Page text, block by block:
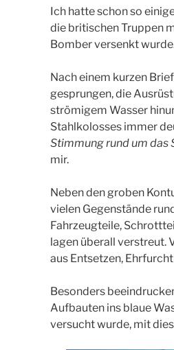
Ich hatte schon so
die britischen Truppen
Bomber versenkt
Nach einem kurzen
gesprungen, die
strömigem Wasser
Stahlkolosses immer
Stimmung rund um das
mir.
Neben den groben
vielen Gegenstände
Fahrzeugteile,
lagen überall verstreut.
aus Entsetzen,
Besonders
Aufbauten ins blaue
versucht wurde, mit